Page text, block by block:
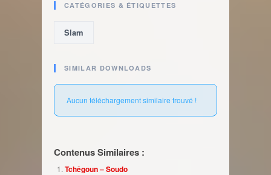
CATÉGORIES & ÉTIQUETTES
Slam
SIMILAR DOWNLOADS
Aucun téléchargement similaire trouvé !
Contenus Similaires :
Tchêgoun – Soudo